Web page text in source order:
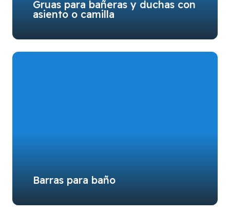
Gruas para bañeras y duchas con
asiento o camilla
Barras para baño